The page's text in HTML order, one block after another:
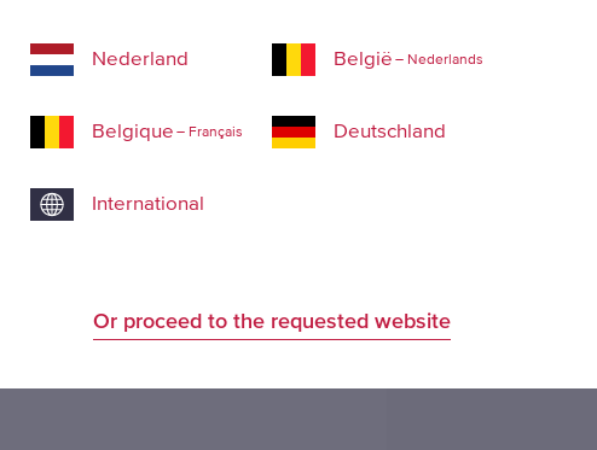
toen wij besloten om
gericht op
moest komen die
winkelcentra en
ontstaan en al snel
Nederland België – Nederlands
Belgique – Français Deutschland
International
Or proceed to the requested website